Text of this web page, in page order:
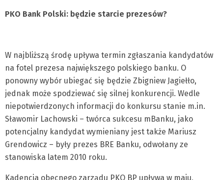
PKO Bank Polski: będzie starcie prezesów?
W najbliższą środę upływa termin zgłaszania kandydatów
na fotel prezesa największego polskiego banku. O
ponowny wybór ubiegać się będzie Zbigniew Jagiełło,
jednak może spodziewać się silnej konkurencji. Wedle
niepotwierdzonych informacji do konkursu stanie m.in.
Sławomir Lachowski – twórca sukcesu mBanku, jako
potencjalny kandydat wymieniany jest także Mariusz
Grendowicz – były prezes BRE Banku, odwołany ze
stanowiska latem 2010 roku.
Kadencja obecnego zarządu PKO BP upływa w maju,